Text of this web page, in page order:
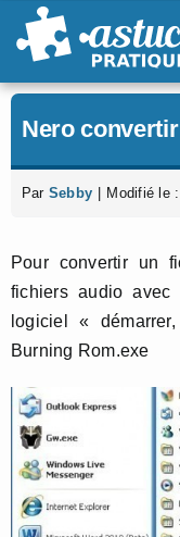
Passer
au
Nero
Par Sebby Modifié le
Pour convertir un
fichiers audio
logiciel «
Burning Rom.exe